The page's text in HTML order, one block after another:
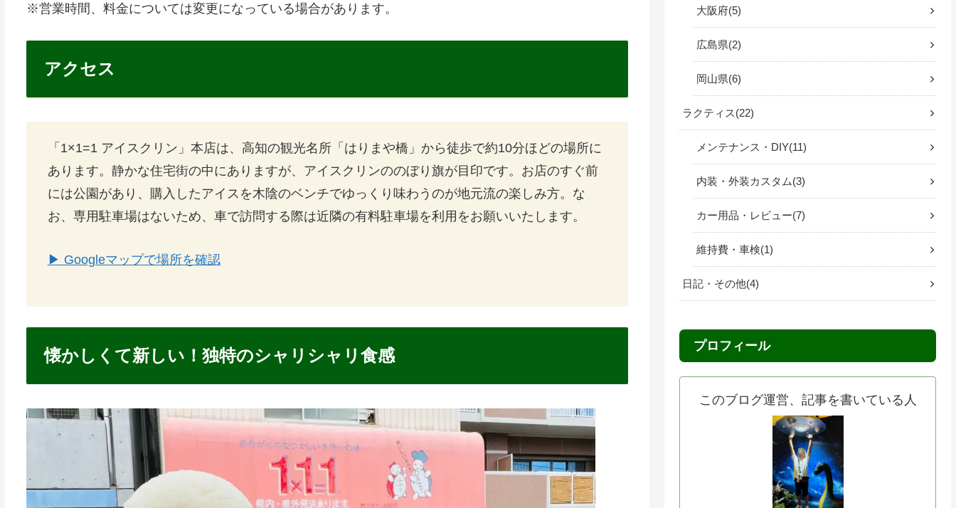
※営業時間、料金については変更になっている場合があります。
アクセス
「1×1=1 アイスクリン」本店は、高知の観光名所「はりまや橋」から徒歩で約10分ほどの場所に
あります。静かな住宅街の中にありますが、アイスクリンののぼり旗が目印です。お店のすぐ前
には公園があり、購入したアイスを木陰のベンチでゆっくり味わうのが地元流の楽しみ方。な
お、専用駐車場はないため、車で訪問する際は近隣の有料駐車場を利用をお願いいたします。
▶ Googleマップで場所を確認
懐かしくて新しい！独特のシャリシャリ食感
大阪府 5
広島県 2
岡山県 6
ラクティス 22
メンテナンス・DIY 11
内装・外装カスタム 3
カー用品・レビュー 7
維持費・車検 1
日記・その他 4
プロフィール
このブログ運営、記事を書いている人